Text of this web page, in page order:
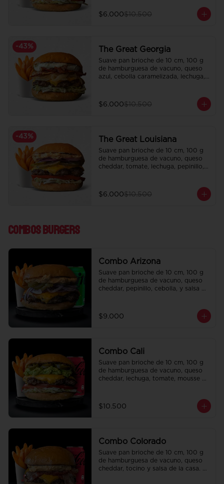
$6.000$10.500
-43% The Great Georgia
Suave pan brioche de 10 cm, 100 g
de hamburguesa de vacuno, queso
azul, cebolla caramelizada, lechuga,
$6.000$10.500
-43% The Great Louisiana
Suave pan brioche de 10 cm, 100 g
de hamburguesa de vacuno, queso
cheddar, tomate, lechuga, pepinillo,
Incluye papas fritas crocantes.
$6.000$10.500
Combos Burgers
Combo Arizona
Suave pan brioche de 10 cm, 100 g
de hamburguesa de vacuno, queso
cheddar, pepinillo, cebolla, y salsa de
regalo a elección y una bebida de
350 cc a elección.
$9.000
Combo Cali
Suave pan brioche de 10 cm, 100 g
de hamburguesa de vacuno, queso
cheddar, lechuga, tomate, mousse de
condimentadas, salsa de la casa de
regalo a elección y una bebida de
$10.500
Combo Colorado
Suave pan brioche de 10 cm, 100 g
de hamburguesa de vacuno, queso
cheddar, tocino y salsa de la casa.